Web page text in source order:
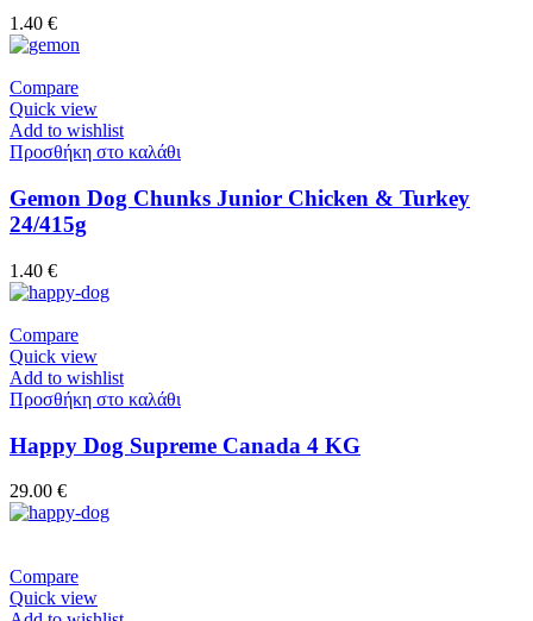
1.40 €
Compare
Quick view
Add to wishlist
Προσθήκη στο καλάθι
Gemon Dog Chunks Junior Chicken & Turkey
24/415g
1.40 €
Compare
Quick view
Add to wishlist
Προσθήκη στο καλάθι
Happy Dog Supreme Canada 4 KG
29.00 €
Compare
Quick view